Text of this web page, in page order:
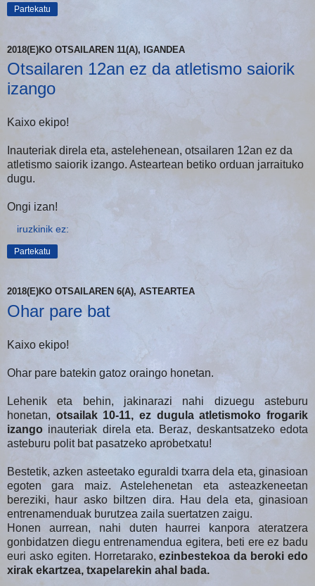
Partekatu
2018(E)KO OTSAILAREN 11(A), IGANDEA
Otsailaren 12an ez da atletismo saiorik
izango
Kaixo ekipo!
Inauteriak direla eta, astelehenean, otsailaren 12an ez da
atletismo saiorik izango. Asteartean betiko orduan jarraituko
dugu.
Ongi izan!
iruzkinik ez:
Partekatu
2018(E)KO OTSAILAREN 6(A), ASTEARTEA
Ohar pare bat
Kaixo ekipo!
Ohar pare batekin gatoz oraingo honetan.
Lehenik eta behin, jakinarazi nahi dizuegu asteburu
honetan, otsailak 10-11, ez dugula atletismoko frogarik
izango inauteriak direla eta. Beraz, deskantsatzeko edota
asteburu polit bat pasatzeko aprobetxatu!
Bestetik, azken asteetako eguraldi txarra dela eta, ginasioan
egoten gara maiz. Astelehenetan eta asteazkeneetan
bereziki, haur asko biltzen dira. Hau dela eta, ginasioan
entrenamenduak burutzea zaila suertatzen zaigu.
Honen aurrean, nahi duten haurrei kanpora ateratzera
gonbidatzen diegu entrenamendua egitera, beti ere ez badu
euri asko egiten. Horretarako,ezinbestekoa da beroki edo
xirak ekartzea, txapelarekin ahal bada.